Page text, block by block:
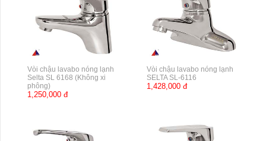
Vòi chậu lavabo nóng lạnh
Selta SL 6168 (Không xi
phông)
1,250,000 đ
Vòi chậu lavabo nóng lạnh
SELTA SL-6116
1,428,000 đ